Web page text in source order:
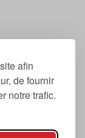
afin
de fournir
notre trafic.
la
dont la
», « suivant
du